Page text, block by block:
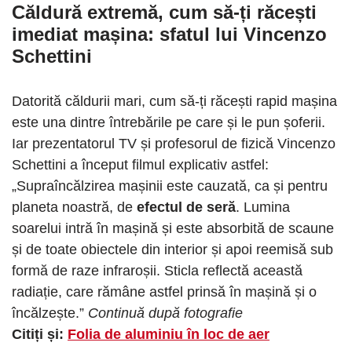
Căldură extremă, cum să-ți răcești
imediat mașina: sfatul lui Vincenzo
Schettini
Datorită căldurii mari, cum să-ți răcești rapid mașina
este una dintre întrebările pe care și le pun șoferii.
Iar prezentatorul TV și profesorul de fizică Vincenzo
Schettini a început filmul explicativ astfel:
„Supraîncălzirea mașinii este cauzată, ca și pentru
planeta noastră, de efectul de seră. Lumina
soarelui intră în mașină și este absorbită de scaune
și de toate obiectele din interior și apoi reemisă sub
formă de raze infraroșii. Sticla reflectă această
radiație, care rămâne astfel prinsă în mașină și o
încălzește.” Continuă după fotografie
Citiți și: Folia de aluminiu în loc de aer